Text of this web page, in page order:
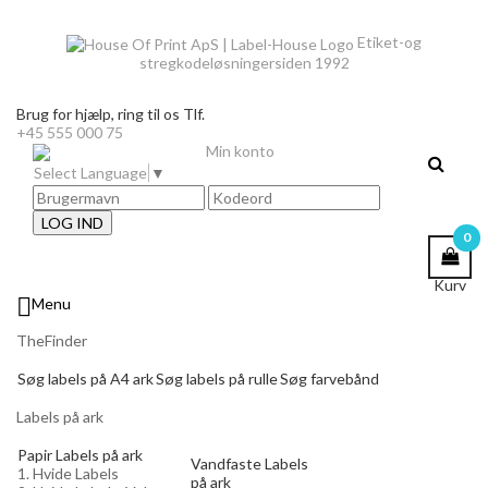
Etiket-og
stregkodeløsningersiden 1992
Brug for hjælp, ring til os Tlf.
+45 555 000 75
Select Language ▼
LOG IND
0
Kurv
Min konto
Menu
TheFinder
Søg labels på A4 arkSøg labels på rulleSøg farvebånd
Labels på ark
Papir Labels på ark
1. Hvide Labels
Vandfaste Labels
på ark